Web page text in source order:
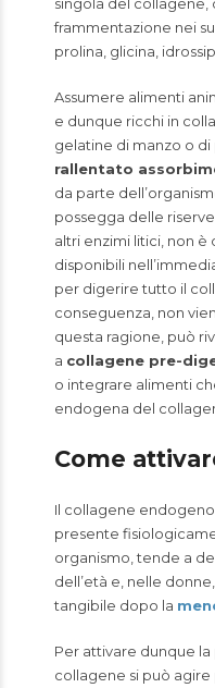
frammentazione nei
prolina, glicina,
Assumere alimenti
e dunque ricchi in
gelatine di manzo o
rallentato
da parte
possegga delle
altri enzimi litici, non
disponibili
per digerire tutto il
conseguenza, non
questa ragione, può
a collagene pre-
o integrare alimenti
endogena del
Come
Il collagene
presente
organismo, tende a
dell’età e, nelle
tangibile dopo la
Per attivare dunque
collagene si può